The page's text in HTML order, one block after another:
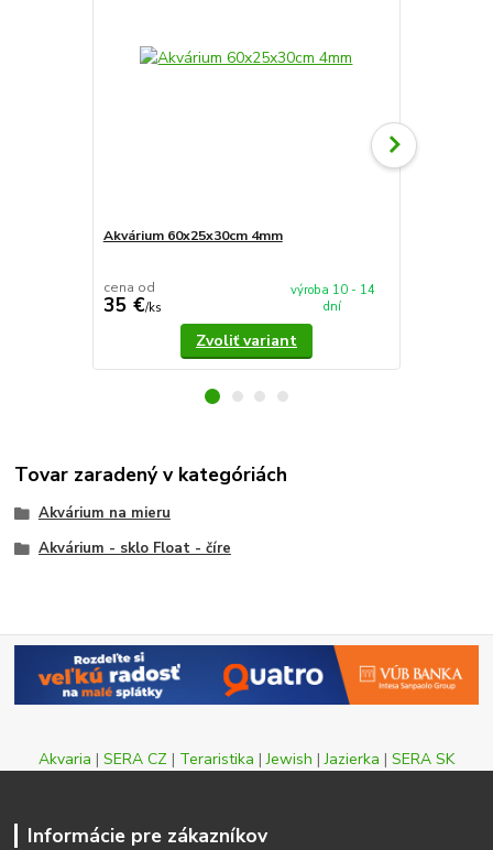
Akvárium 60x25x30cm 4mm
cena od
35 €/ks
výroba 10 - 14
dní
Zvoliť variant
Tovar zaradený v kategóriách
Akvárium na mieru
Akvárium - sklo Float - číre
Akvaria | SERA CZ | Teraristika |Jewish |Jazierka | SERA SK
Informácie pre zákazníkov